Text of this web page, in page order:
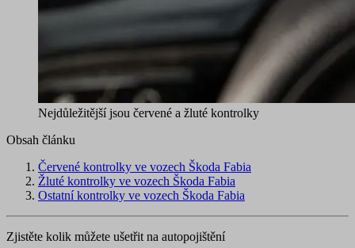
Nejdůležitější jsou červené a žluté kontrolky
Obsah článku
Červené kontrolky ve vozech Škoda Fabia
Žluté kontrolky ve vozech Škoda Fabia
Ostatní kontrolky ve vozech Škoda Fabia
Zjistěte kolik můžete ušetřit na autopojištění